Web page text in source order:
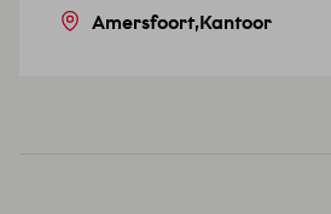
Amersfoort,Kantoor